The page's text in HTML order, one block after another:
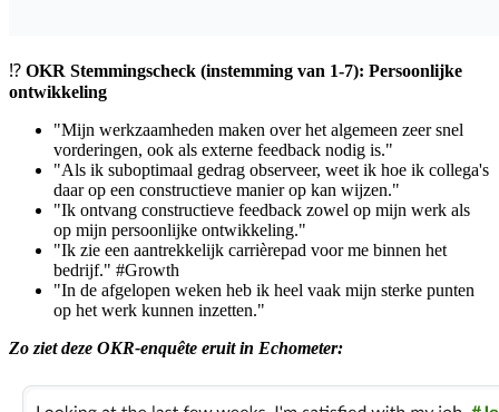
⁉️ OKR Stemmingscheck (instemming van 1-7): Persoonlijke
ontwikkeling
"Mijn werkzaamheden maken over het algemeen zeer snel
vorderingen, ook als externe feedback nodig is."
"Als ik suboptimaal gedrag observeer, weet ik hoe ik collega's
daar op een constructieve manier op kan wijzen."
"Ik ontvang constructieve feedback zowel op mijn werk als
op mijn persoonlijke ontwikkeling."
"Ik zie een aantrekkelijk carrièrepad voor me binnen het
bedrijf." #Growth
"In de afgelopen weken heb ik heel vaak mijn sterke punten
op het werk kunnen inzetten."
Zo ziet deze OKR-enquête eruit in Echometer: